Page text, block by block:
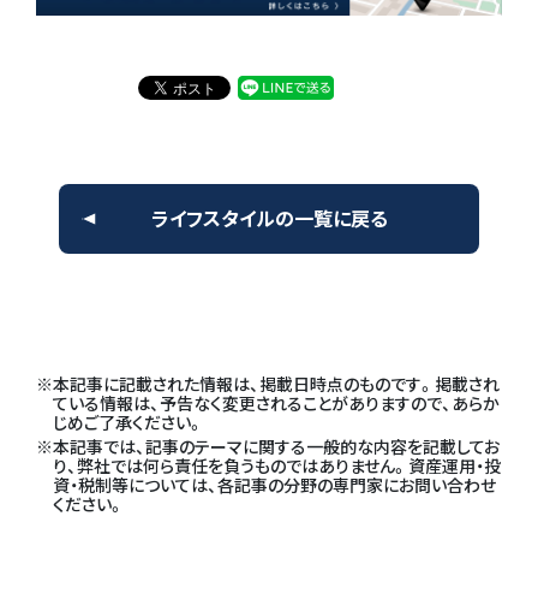
ライフスタイルの一覧に戻る
本記事に記載された情報は、掲載日時点のものです。掲載され
ている情報は、予告なく変更されることがありますので、あらか
じめご了承ください。
本記事では、記事のテーマに関する一般的な内容を記載してお
り、弊社では何ら責任を負うものではありません。資産運用・投
資・税制等については、各記事の分野の専門家にお問い合わせ
ください。